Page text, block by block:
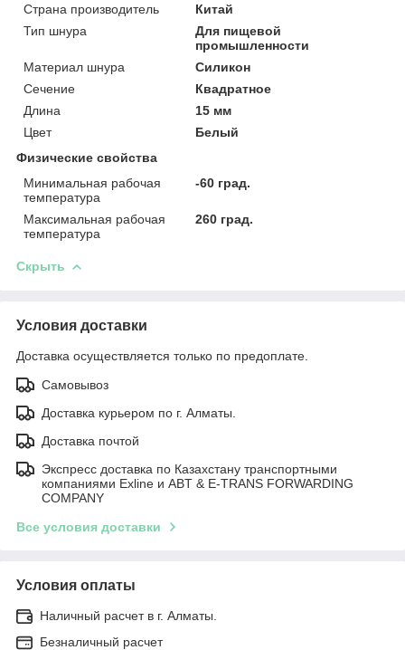
Страна производитель
Китай
Тип шнура
Для пищевой
промышленности
Материал шнура
Силикон
Сечение
Квадратное
Длина
15 мм
Цвет
Белый
Физические свойства
Минимальная рабочая
температура
-60 град.
Максимальная рабочая
температура
260 град.
Скрыть
Условия доставки
Доставка осуществляется только по предоплате.
Самовывоз
Доставка курьером по г. Алматы.
Доставка почтой
Экспресс доставка по Казахстану транспортными
компаниями Exline и ABT & E-TRANS FORWARDING
COMPANY
Все условия доставки
Условия оплаты
Наличный расчет в г. Алматы.
Безналичный расчет